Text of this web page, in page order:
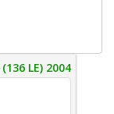
(136 LE) 2004